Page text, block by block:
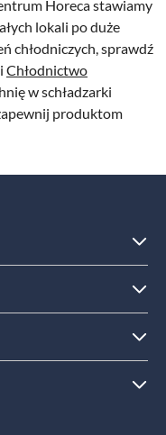
Horeca stawiamy
lokali po duże
chłodniczych, sprawdź
Chłodnictwo
w schładzarki
produktom